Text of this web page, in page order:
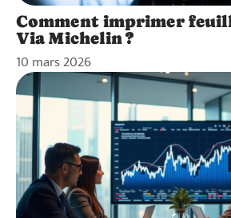
Comment imprimer
Via Michelin ?
10 mars 2026